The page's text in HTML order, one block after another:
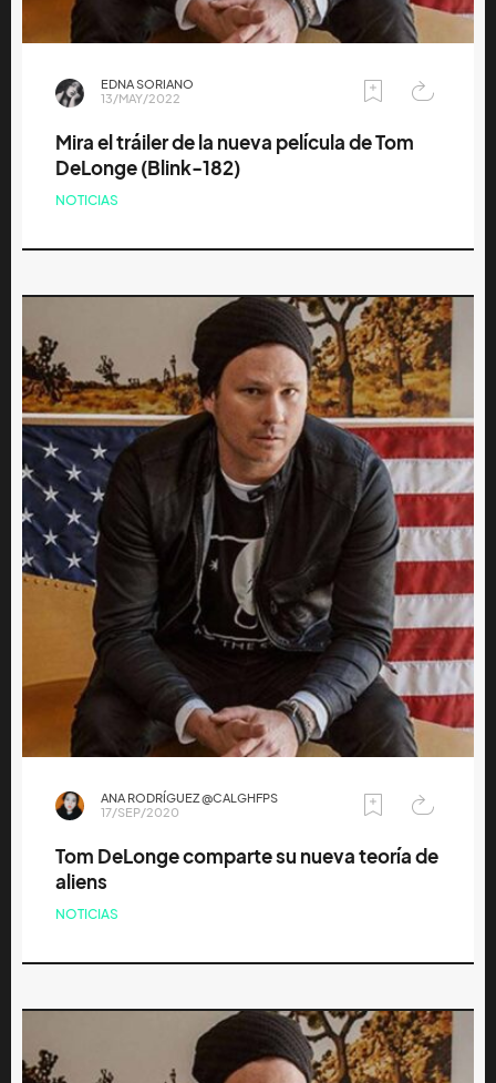
EDNA SORIANO
13/MAY/2022
Mira el tráiler de la nueva película de Tom
DeLonge (Blink-182)
NOTICIAS
ANA RODRÍGUEZ @CALGHFPS
17/SEP/2020
Tom DeLonge comparte su nueva teoría de
aliens
NOTICIAS